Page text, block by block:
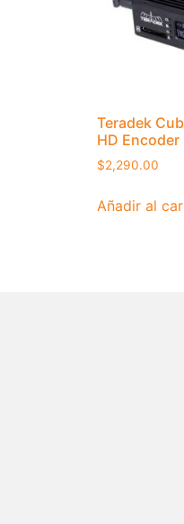
Teradek
HD Encoder
$2,290.00
Añadir al